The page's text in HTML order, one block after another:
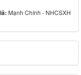
Mạnh Chính - NHCSXH